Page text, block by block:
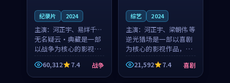
纪录片 2024
主演： 河正宇、易烊千玺
等
无名疑云·典藏是一部
以战争为核心的影视作
品，围绕危机、反转与
人物成长展开，整体节
奏紧凑，值得推荐观
60,312 7.4 战争
综艺 2024
主演： 河正宇、梁朝伟 等
逆光猎场是一部以喜剧
为核心的影视作品，围
绕危机、反转与人物成
长展开，整体节奏紧
凑，值得推荐观看。
21,592 7.4 喜剧